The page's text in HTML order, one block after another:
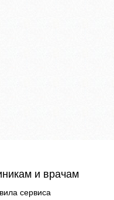
и врачам
сервиса